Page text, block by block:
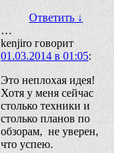
Ответить ↓
…
kenjiro говорит
01.03.2014 в 01:05:
Это неплохая идея!
Хотя у меня сейчас
столько техники и
столько планов по
обзорам, не уверен,
что успею.